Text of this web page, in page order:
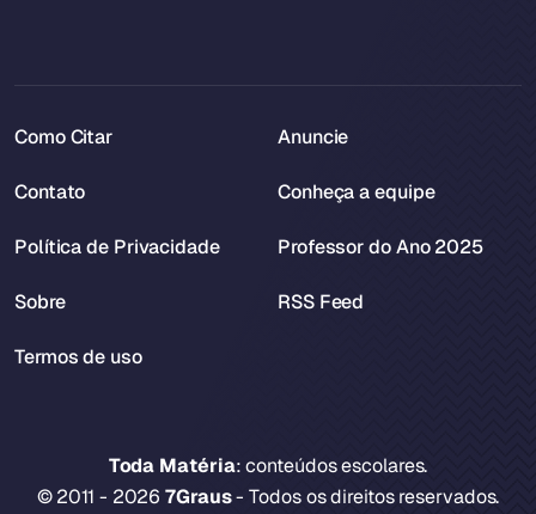
Toda Matéria: conteúdos escolares.
© 2011 - 20267Graus- Todos os direitos reservados.
Como Citar
Contato
Política de Privacidade
Sobre
Termos de uso
Anuncie
Conheça a equipe
Professor do Ano 2025
RSS Feed